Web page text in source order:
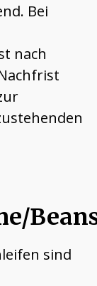
Bei
nach
sind